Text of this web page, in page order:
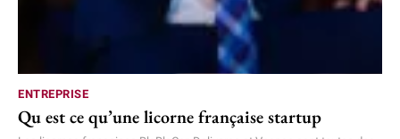
ENTREPRISE
Qu est ce qu’une licorne française startup